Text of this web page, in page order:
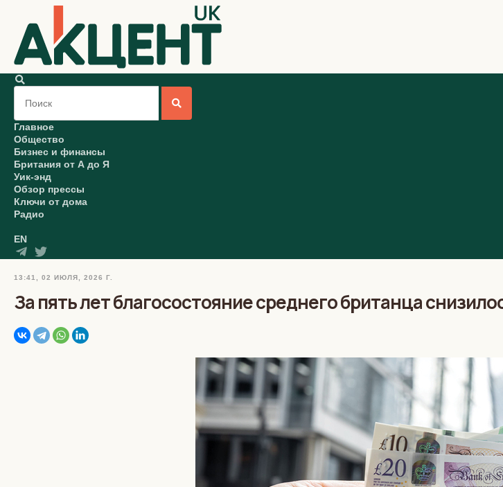
Главное
Общество
Бизнес и финансы
Британия от А до Я
Уик-энд
Обзор прессы
Ключи от дома
Радио
EN
13:41, 02 ИЮЛЯ, 2026 Г.
За пять лет благосостояние среднего британца